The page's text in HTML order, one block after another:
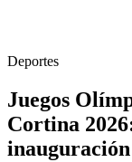
Deportes
Juegos
Cortina